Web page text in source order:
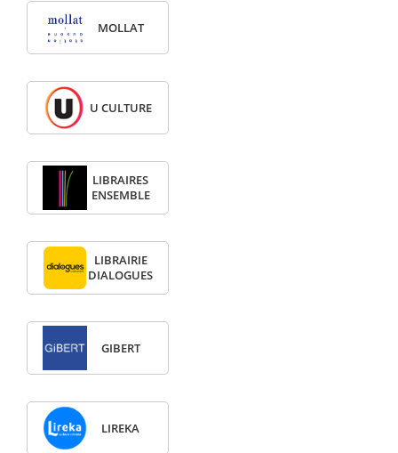
MOLLAT
U CULTURE
LIBRAIRES
ENSEMBLE
LIBRAIRIE
DIALOGUES
GIBERT
LIREKA